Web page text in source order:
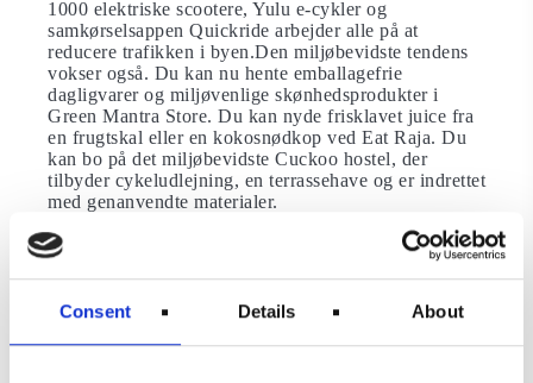
Consent Details About
1000 elektriske scootere, Yulu e-cykler og
samkørselsappen Quickride arbejder alle på at
reducere trafikken i byen.Den miljøbevidste tendens
vokser også. Du kan nu hente emballagefrie
dagligvarer og miljøvenlige skønhedsprodukter i
Green Mantra Store. Du kan nyde frisklavet juice fra
en frugtskal eller en kokosnødkop ved Eat Raja. Du
kan bo på det miljøbevidste Cuckoo hostel, der
tilbyder cykeludlejning, en terrassehave og er indrettet
med genanvendte materialer.
Ljubljana, Slovenien
hovedstaden tilbyder besøgende et grønt pust.